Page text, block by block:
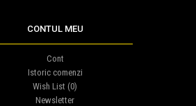
CONTUL MEU
Cont
Istoric comenzi
Wish List (0)
Newsletter